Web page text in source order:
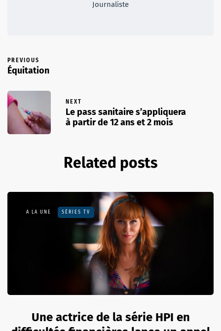
Journaliste
PREVIOUS
Équitation
NEXT
Le pass sanitaire s’appliquera
à partir de 12 ans et 2 mois
Related posts
A LA UNE SÉRIES TV
Une actrice de la série HPI en